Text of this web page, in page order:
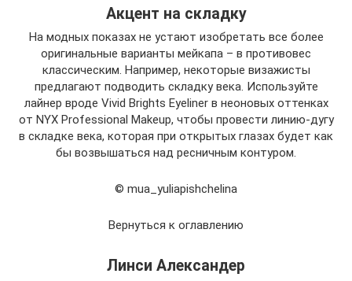
Акцент на складку
На модных показах не устают изобретать все более
оригинальные варианты мейкапа – в противовес
классическим. Например, некоторые визажисты
предлагают подводить складку века. Используйте
лайнер вроде Vivid Brights Eyeliner в неоновых оттенках
от NYX Professional Makeup, чтобы провести линию-дугу
в складке века, которая при открытых глазах будет как
бы возвышаться над ресничным контуром.
© mua_yuliapishchelina
Вернуться к оглавлению
Линси Александер